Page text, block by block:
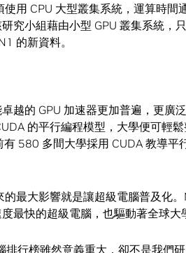
用 CPU 大型叢集系統，運算時間
究小組藉由小型 GPU 叢集系統，
的新資料。
越的 GPU 加速器更加普遍，更廣
的平行編程模型，大學便可輕
580 多間大學採用 CUDA 教導平
最大影響就是讓超級電腦普及化
最快的超級電腦，也驅動著全球大
行榜雖然意義重大，卻不是我們